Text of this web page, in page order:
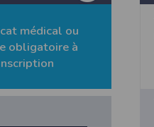
médical ou
obligatoire à
, cliquez surParamètres
cliquez surAffichez les cookies